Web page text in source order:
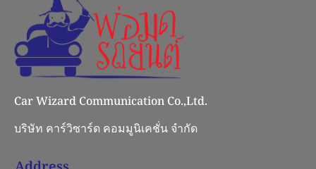
Car Wizard Communication Co.,Ltd.
บริษัท คาร์วิซาร์ด คอมมูนิเคชั่น จำกัด